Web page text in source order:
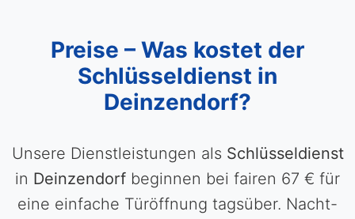
Preise – Was kostet der
Schlüsseldienst in
Deinzendorf?
Unsere Dienstleistungen als Schlüsseldienst
in Deinzendorf beginnen bei fairen 67 € für
eine einfache Türöffnung tagsüber. Nacht-